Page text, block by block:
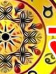
d
a
n
e
m
a